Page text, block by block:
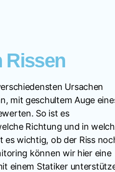
Rissen
Ursachen
mit geschultem Auge
So ist es
Richtung und in
es wichtig, ob der Riss
können wir hier eine
einem Statiker